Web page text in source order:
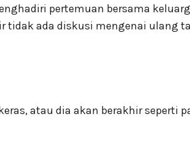
pertemuan bersama
tidak ada diskusi mengenai ulang
atau dia akan berakhir seperti